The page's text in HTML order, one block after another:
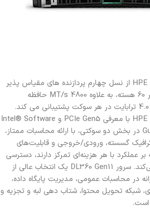
HPE ProLiant DL360 Gen11 از نسل چهارم پردازنده های مقیاس پذیر
Intel® Xeon® با حداکثر 60 هسته، به علاوه 4800 MT/s حافظه
هوشمند HPE DDR5 تا 4.0 ترابایت در هر سوکت پشتیبانی می کند.
HPE ProLiant DL360 Gen11 با معرفی PCIe Gen5 و Intel® Software
Guard Extensions (SGX) در بخش دو سوکتی، با ارائه محاسبات ممتاز،
گسسته، ورودی/خروجی و قابلیت‌های
بر عملکرد با هر هزینه‌ای تمرکز دارند، دسترسی
Gen10 Plus را تکمیل می‌کند. سرور DL360 Gen11 یک انتخاب عالی از
در محاسبات عمومی، مدیریت پایگاه داده،
شبکه تحویل محتوا، شتاب دهی لبه و تجزیه و
است.